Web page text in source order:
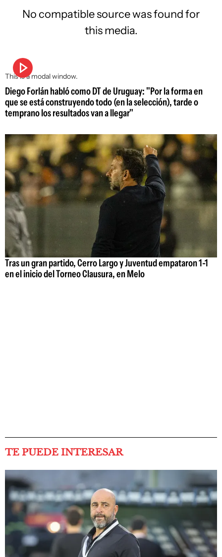
This is a modal window.
No compatible source was found for
this media.
Diego Forlán habló como DT de Uruguay: "Por la forma en
que se está construyendo todo (en la selección), tarde o
temprano los resultados van a llegar"
Tras un gran partido, Cerro Largo y Juventud empataron 1-1
en el inicio del Torneo Clausura, en Melo
TE PUEDE INTERESAR